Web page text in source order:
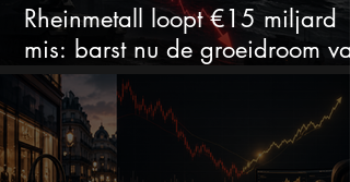
Rheinmetall loopt €15 miljard
mis: barst nu de groeidroom van
het defensiebedrijf?